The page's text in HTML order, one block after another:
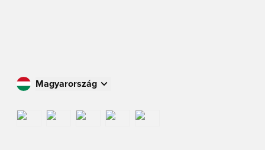
Magyarország